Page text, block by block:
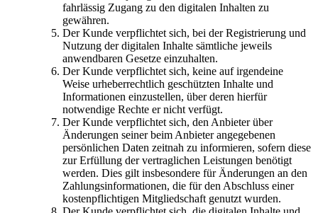
fahrlässig Zugang zu den digitalen Inhalten zu
gewähren.
Der Kunde verpflichtet sich, bei der Registrierung und
Nutzung der digitalen Inhalte sämtliche jeweils
anwendbaren Gesetze einzuhalten.
Der Kunde verpflichtet sich, keine auf irgendeine
Weise urheberrechtlich geschützten Inhalte und
Informationen einzustellen, über deren hierfür
notwendige Rechte er nicht verfügt.
Der Kunde verpflichtet sich, den Anbieter über
Änderungen seiner beim Anbieter angegebenen
persönlichen Daten zeitnah zu informieren, sofern diese
zur Erfüllung der vertraglichen Leistungen benötigt
werden. Dies gilt insbesondere für Änderungen an den
Zahlungsinformationen, die für den Abschluss einer
kostenpflichtigen Mitgliedschaft genutzt wurden.